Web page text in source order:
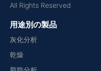
All Rights Reserved
用途別の製品
灰化分析
乾燥